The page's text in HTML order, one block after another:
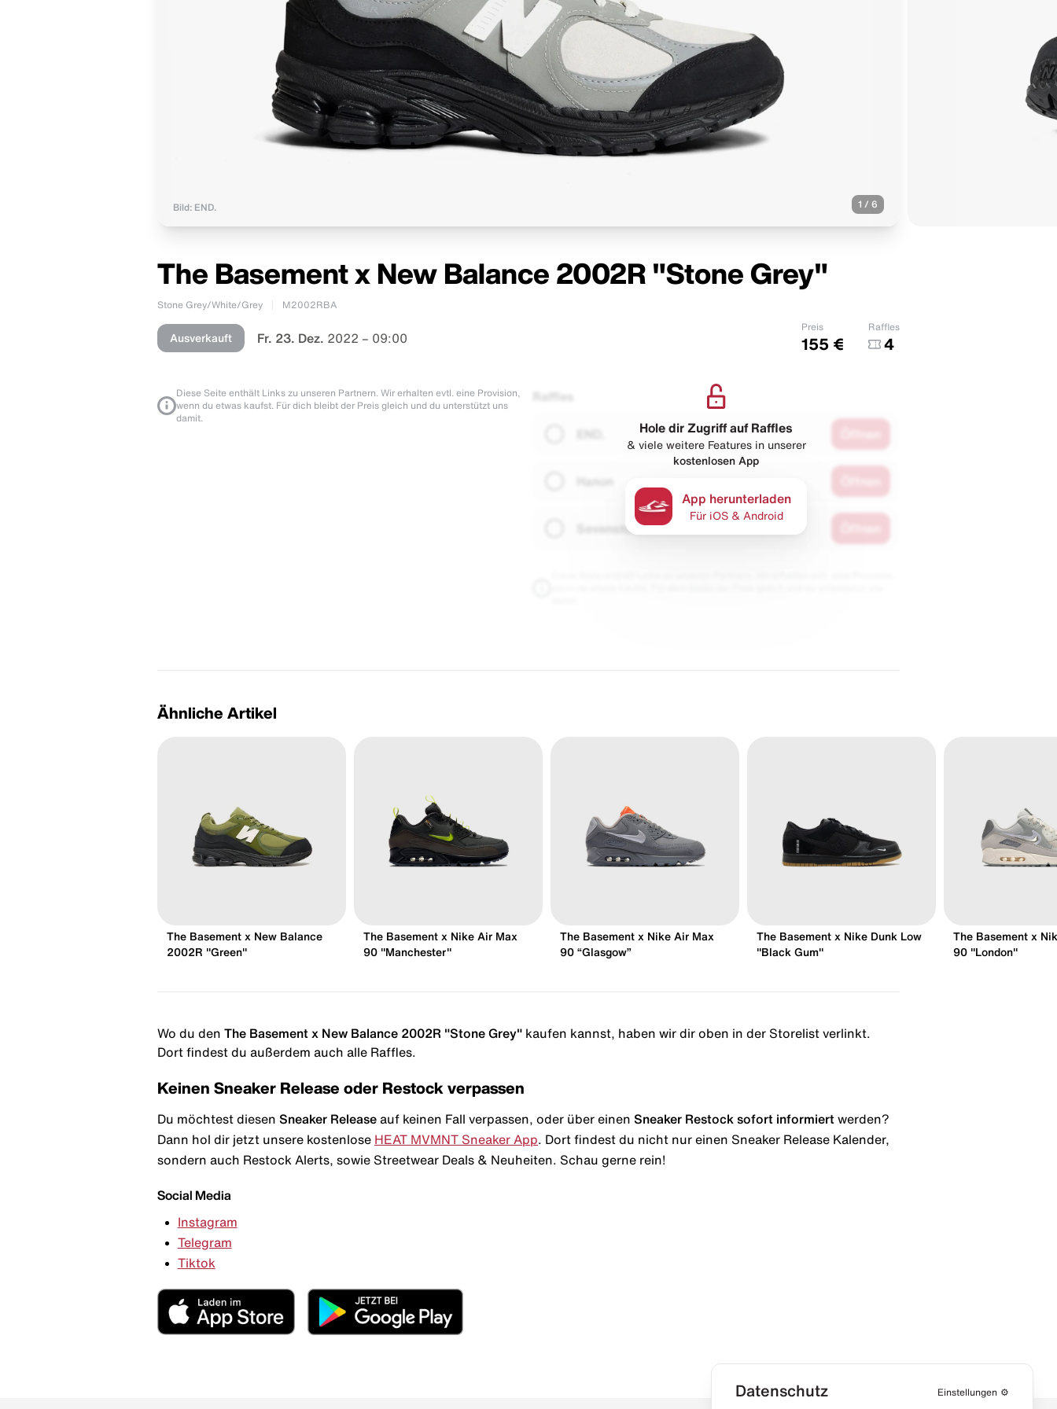
Bild: END. 1 / 6
The Basement x New Balance 2002R "Stone Grey"
Stone Grey/White/Grey M2002RBA
Ausverkauft Fr. 23. Dez. 2022 – 09:00
Preis
155 €
Raffles
4
Diese Seite enthält Links zu unseren Partnern. Wir erhalten evtl. eine Provision,
wenn du etwas kaufst. Für dich bleibt der Preis gleich und du unterstützt uns
damit.
Raffles
Hanon
Sevenstore
Hole dir Zugriff auf Raffles
& viele weitere Features in unserer
kostenlosen App
App herunterladen
Für iOS & Android
Ähnliche Artikel
The Basement x New Balance
2002R "Green"
The Basement x Nike Air Max
90 "Manchester"
The Basement x Nike Air Max
90 “Glasgow”
The Basement x Nike Dunk Low
"Black Gum"
The Basement x
90 "London"
Wo du den The Basement x New Balance 2002R "Stone Grey" kaufen kannst, haben wir dir oben in der Storelist verlinkt.
Dort findest du außerdem auch alle Raffles.
Keinen Sneaker Release oder Restock verpassen
Du möchtest diesen Sneaker Release auf keinen Fall verpassen, oder über einen Sneaker Restock sofort informiert werden?
Dann hol dir jetzt unsere kostenlose HEAT MVMNT Sneaker App . Dort findest du nicht nur einen Sneaker Release Kalender,
sondern auch Restock Alerts, sowie Streetwear Deals & Neuheiten. Schau gerne rein!
Social Media
Instagram
Telegram
Tiktok
Datenschutz Einstellungen ⚙️